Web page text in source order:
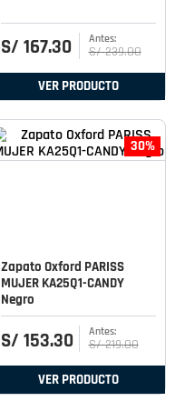
S/ 167.30 S/ 239.00
VER PRODUCTO
30%
Zapato Oxford PARISS
MUJER KA25Q1-CANDY
Negro
S/ 153.30 S/ 219.00
VER PRODUCTO